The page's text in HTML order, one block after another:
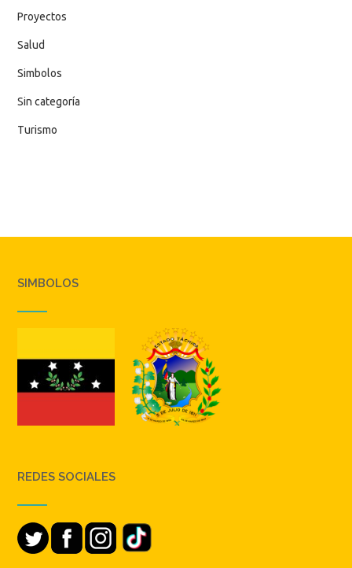
Proyectos
Salud
Simbolos
Sin categoría
Turismo
SIMBOLOS
REDES SOCIALES